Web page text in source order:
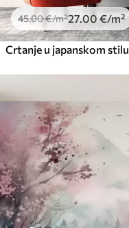
45.00€/m²27.00 €/m²
Crtanje u japanskom stilu